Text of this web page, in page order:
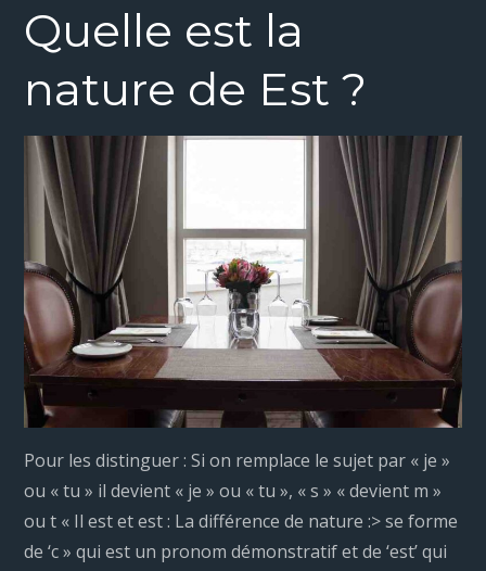
Quelle est la
nature de Est ?
Pour les distinguer : Si on remplace le sujet par « je »
ou « tu » il devient « je » ou « tu », « s » « devient m »
ou t « Il est et est : La différence de nature :> se forme
de ‘c » qui est un pronom démonstratif et de ‘est’ qui